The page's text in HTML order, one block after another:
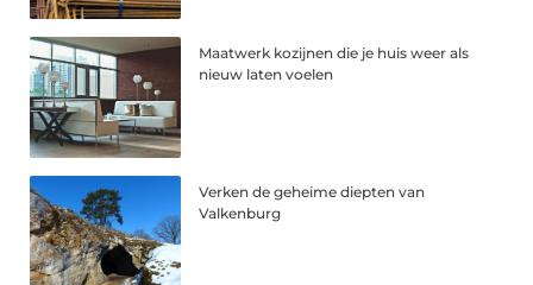
Maatwerk kozijnen die je huis weer als
nieuw laten voelen
Verken de geheime diepten van
Valkenburg